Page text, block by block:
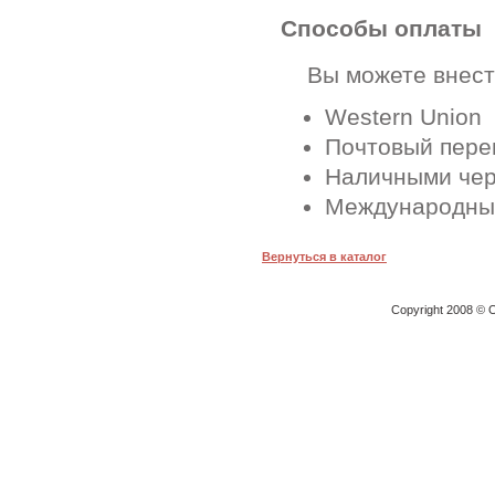
Способы оплаты
Вы можете
Western Union
Почтовый
Наличными
Вернуться в каталог
Copyright 2008 ©